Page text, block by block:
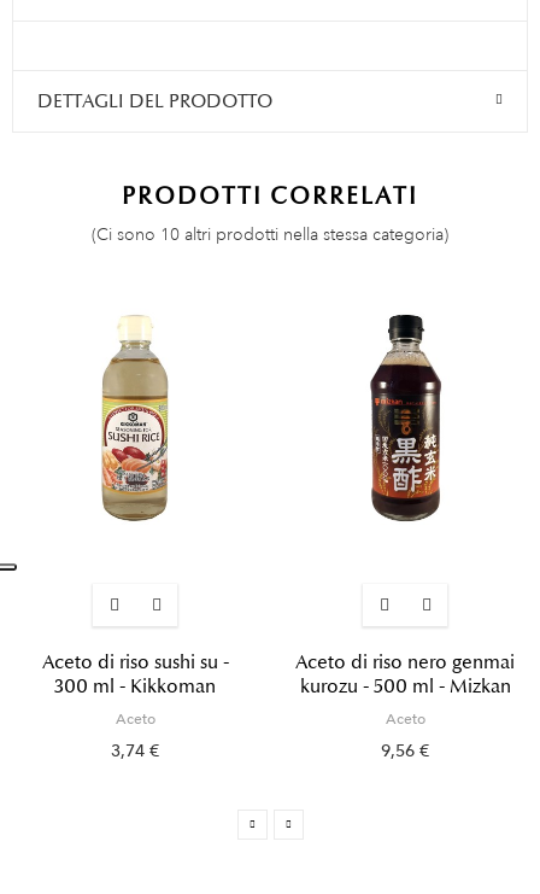
DETTAGLI DEL PRODOTTO
PRODOTTI CORRELATI
(Ci sono 10 altri prodotti nella stessa categoria)
Aceto di riso sushi su -
300 ml - Kikkoman
Aceto
3,74 €
Aceto di riso nero genmai
kurozu - 500 ml - Mizkan
Aceto
9,56 €